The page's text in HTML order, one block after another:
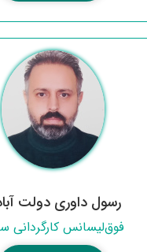
رسول داوری دولت
فوق‌لیسانس کارگردانی